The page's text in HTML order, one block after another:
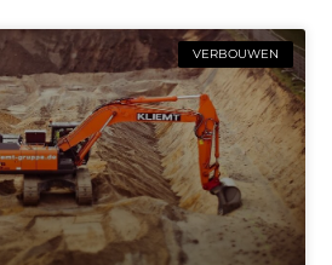
VERBOUWEN